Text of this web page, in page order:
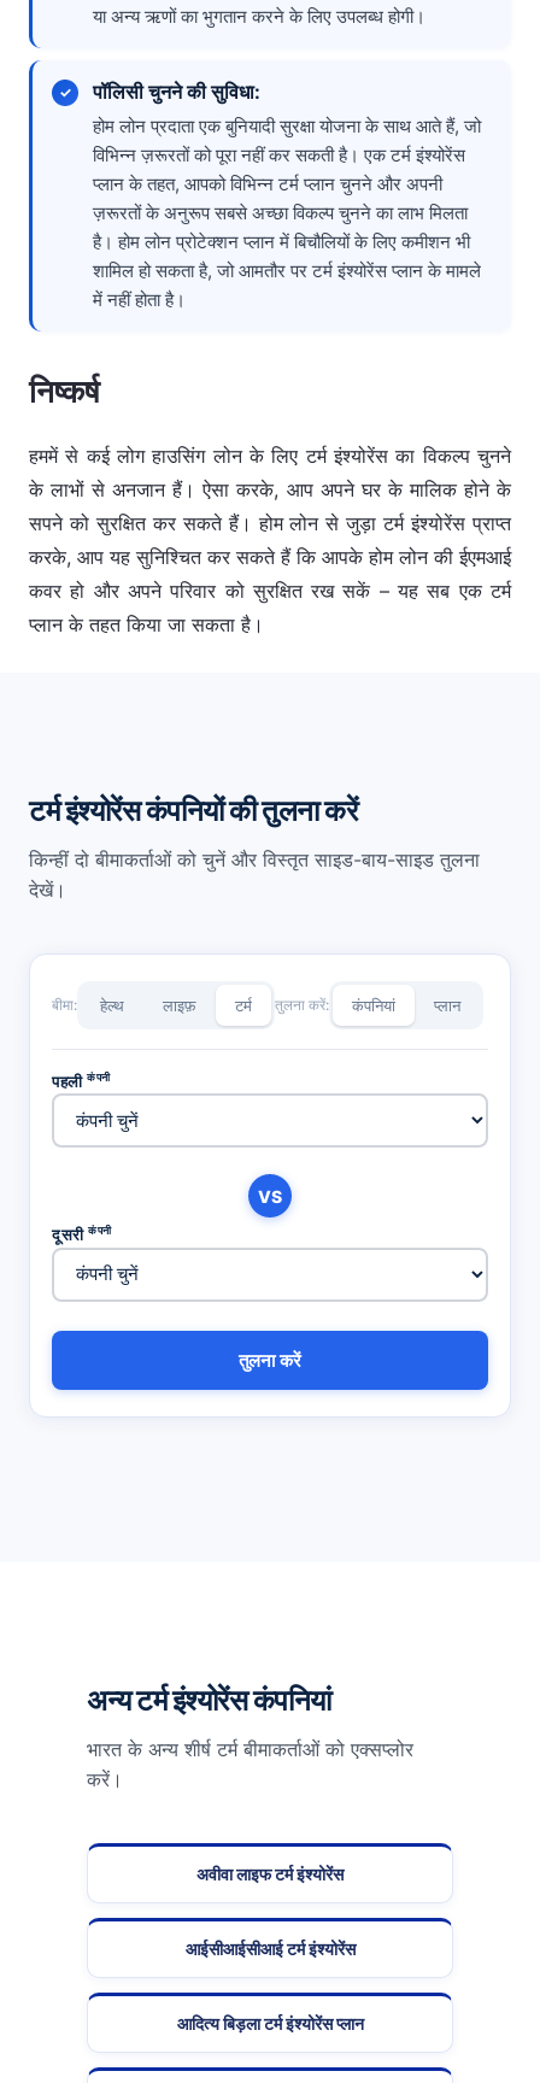
या अन्य ऋणों का भुगतान करने के लिए उपलब्ध होगी।
पॉलिसी चुनने की सुविधा:
होम लोन प्रदाता एक बुनियादी सुरक्षा योजना के साथ आते हैं, जो
विभिन्न ज़रूरतों को पूरा नहीं कर सकती है। एक टर्म इंश्योरेंस
प्लान के तहत, आपको विभिन्न टर्म प्लान चुनने और अपनी
ज़रूरतों के अनुरूप सबसे अच्छा विकल्प चुनने का लाभ मिलता
है। होम लोन प्रोटेक्शन प्लान में बिचौलियों के लिए कमीशन भी
शामिल हो सकता है, जो आमतौर पर टर्म इंश्योरेंस प्लान के मामले
में नहीं होता है।
निष्कर्ष
हममें से कई लोग हाउसिंग लोन के लिए टर्म इंश्योरेंस का विकल्प चुनने
के लाभों से अनजान हैं। ऐसा करके, आप अपने घर के मालिक होने के
सपने को सुरक्षित कर सकते हैं। होम लोन से जुड़ा टर्म इंश्योरेंस प्राप्त
करके, आप यह सुनिश्चित कर सकते हैं कि आपके होम लोन की ईएमआई
कवर हो और अपने परिवार को सुरक्षित रख सकें – यह सब एक टर्म
प्लान के तहत किया जा सकता है।
टर्म इंश्योरेंस कंपनियों की तुलना करें
किन्हीं दो बीमाकर्ताओं को चुनें और विस्तृत साइड-बाय-साइड तुलना
देखें।
बीमा: हेल्थ लाइफ़ टर्म तुलना करें: कंपनियां प्लान
पहली कंपनी
VS
दूसरी कंपनी
तुलना करें
अन्य टर्म इंश्योरेंस कंपनियां
भारत के अन्य शीर्ष टर्म बीमाकर्ताओं को एक्सप्लोर
करें।
अवीवा लाइफ टर्म इंश्योरेंस
आईसीआईसीआई टर्म इंश्योरेंस
आदित्य बिड़ला टर्म इंश्योरेंस प्लान